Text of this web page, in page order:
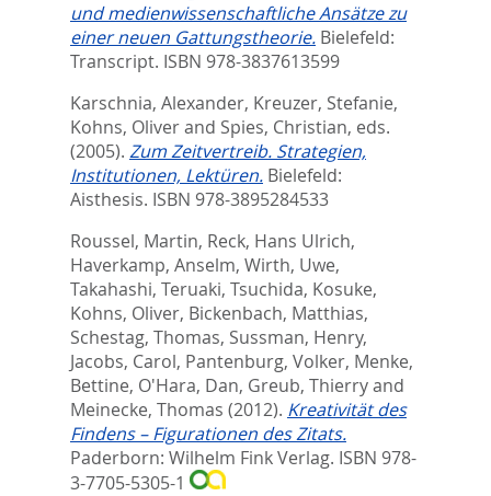
und medienwissenschaftliche Ansätze zu
einer neuen Gattungstheorie. Bielefeld:
Transcript. ISBN 978-3837613599
Karschnia, Alexander, Kreuzer, Stefanie,
Kohns, Oliverand Spies, Christian, eds.
(2005). Zum Zeitvertreib. Strategien,
Institutionen, Lektüren. Bielefeld:
Aisthesis. ISBN 978-3895284533
Roussel, Martin, Reck, Hans Ulrich,
Haverkamp, Anselm, Wirth, Uwe,
Takahashi, Teruaki, Tsuchida, Kosuke,
Kohns, Oliver, Bickenbach, Matthias,
Schestag, Thomas, Sussman, Henry,
Jacobs, Carol, Pantenburg, Volker, Menke,
Bettine, O'Hara, Dan, Greub, Thierryand
Meinecke, Thomas (2012). Kreativität des
Findens – Figurationen des Zitats.
Paderborn: Wilhelm Fink Verlag. ISBN 978-
3-7705-5305-1